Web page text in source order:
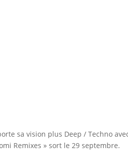
sa vision plus Deep / Techno
Remixes » sort le 29 septembre.